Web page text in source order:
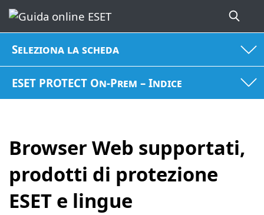
Seleziona la scheda
ESET PROTECT On-Prem – Indice
Browser Web supportati,
prodotti di protezione
ESET e lingue